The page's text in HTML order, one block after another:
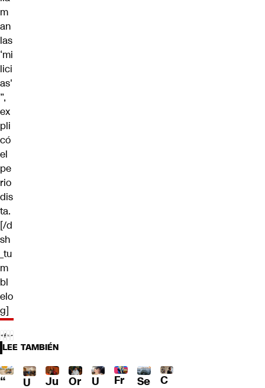
m
an
las
‘mi
lici
as'
”,
ex
pli
có
el
pe
rio
dis
ta.
[/d
sh
_tu
m
bl
elo
g]
LEE TAMBIÉN
“
U
Ju
Or
U
Fr
Se
C